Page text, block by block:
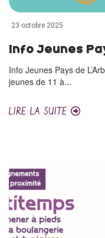
23 octobre 2025
Info Jeunes
Info Jeunes Pays de
jeunes de 11 à...
LIRE LA SUITE